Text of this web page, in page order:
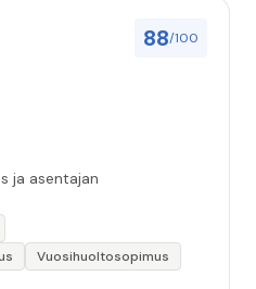
88/100
ja asentajan
Vuosihuoltosopimus